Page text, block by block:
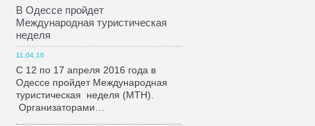
В Одессе пройдет
Международная туристическая
неделя
11.04.16
С 12 по 17 апреля 2016 года в
Одессе пройдет Международная
туристическая неделя (МТН).
Организаторами…